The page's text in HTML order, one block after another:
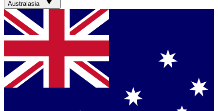
Australasia